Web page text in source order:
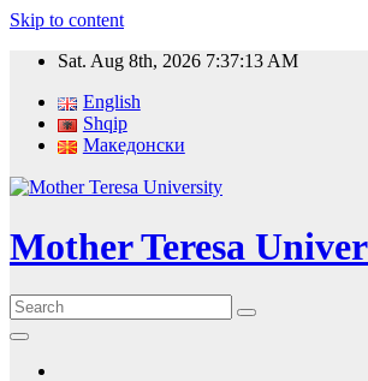
Skip to content
Sat. Aug 8th, 2026 7:37:14 AM
English
Shqip
Македонски
Mother Teresa